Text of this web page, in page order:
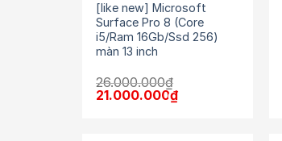
[like new] Microsoft
Surface Pro 8 (Core
i5/Ram 16Gb/Ssd 256)
màn 13 inch
26.000.000₫
Giá
21.000.000₫Giá